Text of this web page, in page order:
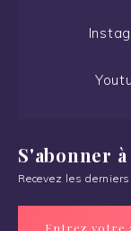
S'abonner
Recevez les